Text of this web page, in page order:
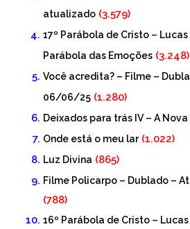
atualizado (3.579)
17º Parábola de Cristo – Lucas
Parábola das Emoções (3.248)
Você acredita? – Filme –
06/06/25 (1.280)
Deixados para trás IV – A
Onde está o meu lar (1.022)
Luz Divina (865)
Filme Policarpo – Dublado –
(788)
16º Parábola de Cristo – Lucas